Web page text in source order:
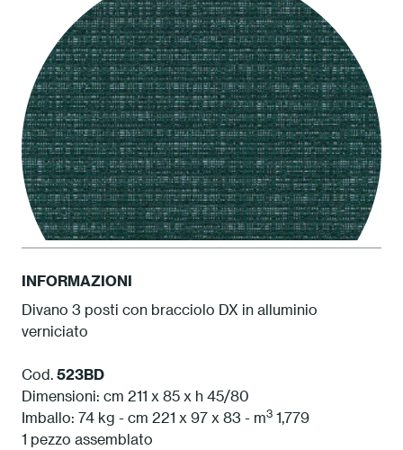
INFORMAZIONI
Divano 3 posti con bracciolo DX in alluminio
verniciato
Cod. 523BD
Dimensioni: cm 211 x 85 x h 45/80
Imballo: 74 kg - cm 221 x 97 x 83 - m3 1,779
1 pezzo assemblato